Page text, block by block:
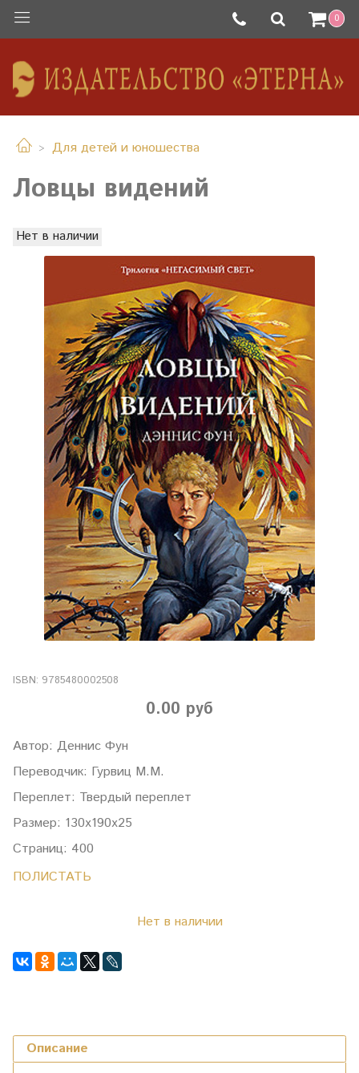
0
Для детей и юношества
Ловцы видений
Нет в наличии
ISBN: 9785480002508
0.00 руб
Автор: Деннис Фун
Переводчик: Гурвиц М.М.
Переплет: Твердый переплет
Размер: 130х190х25
Страниц: 400
ПОЛИСТАТЬ
Нет в наличии
Описание